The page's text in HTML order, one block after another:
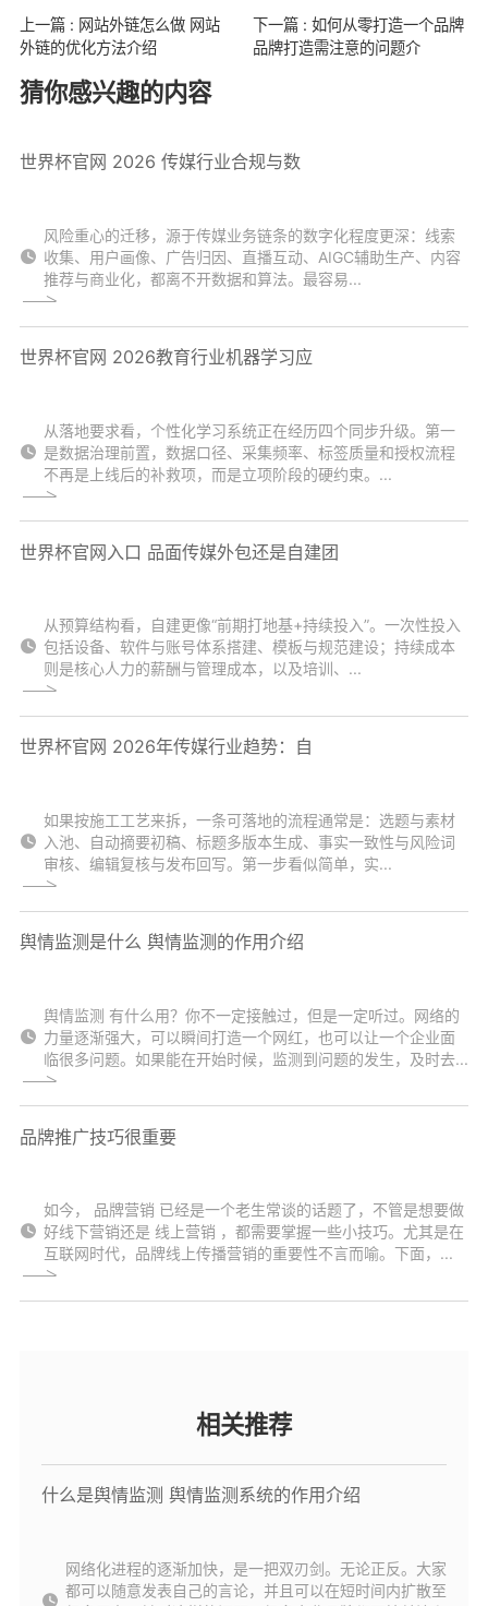
上一篇 : 网站外链怎么做 网站
外链的优化方法介绍
下一篇 : 如何从零打造一个品牌
品牌打造需注意的问题介
猜你感兴趣的内容
世界杯官网 2026 传媒行业合规与数
风险重心的迁移，源于传媒业务链条的数字化程度更深：线索
收集、用户画像、广告归因、直播互动、AIGC辅助生产、内容
推荐与商业化，都离不开数据和算法。最容易...
世界杯官网 2026教育行业机器学习应
从落地要求看，个性化学习系统正在经历四个同步升级。第一
是数据治理前置，数据口径、采集频率、标签质量和授权流程
不再是上线后的补救项，而是立项阶段的硬约束。...
世界杯官网入口 品面传媒外包还是自建团
从预算结构看，自建更像“前期打地基+持续投入”。一次性投入
包括设备、软件与账号体系搭建、模板与规范建设；持续成本
则是核心人力的薪酬与管理成本，以及培训、...
世界杯官网 2026年传媒行业趋势：自
如果按施工工艺来拆，一条可落地的流程通常是：选题与素材
入池、自动摘要初稿、标题多版本生成、事实一致性与风险词
审核、编辑复核与发布回写。第一步看似简单，实...
舆情监测是什么 舆情监测的作用介绍
舆情监测 有什么用？你不一定接触过，但是一定听过。网络的
力量逐渐强大，可以瞬间打造一个网红，也可以让一个企业面
临很多问题。如果能在开始时候，监测到问题的发生，及时去...
品牌推广技巧很重要
如今， 品牌营销 已经是一个老生常谈的话题了，不管是想要做
好线下营销还是 线上营销 ，都需要掌握一些小技巧。尤其是在
互联网时代，品牌线上传播营销的重要性不言而喻。下面，...
相关推荐
什么是舆情监测 舆情监测系统的作用介绍
网络化进程的逐渐加快，是一把双刃剑。无论正反。大家
都可以随意发表自己的言论，并且可以在短时间内扩散至